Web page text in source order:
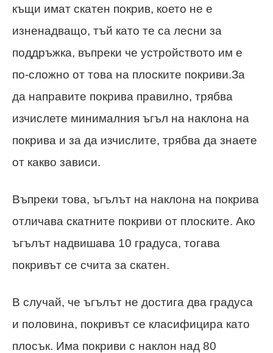
къщи имат скатен покрив, което не е
изненадващо, тъй като те са лесни за
поддръжка, въпреки че устройството им е
по-сложно от това на плоските покриви.За
да направите покрива правилно, трябва
изчислете минималния ъгъл на наклона на
покрива и за да изчислите, трябва да знаете
от какво зависи.
Въпреки това, ъгълът на наклона на покрива
отличава скатните покриви от плоските. Ако
ъгълът надвишава 10 градуса, тогава
покривът се счита за скатен.
В случай, че ъгълът не достига два градуса
и половина, покривът се класифицира като
плосък. Има покриви с наклон над 80